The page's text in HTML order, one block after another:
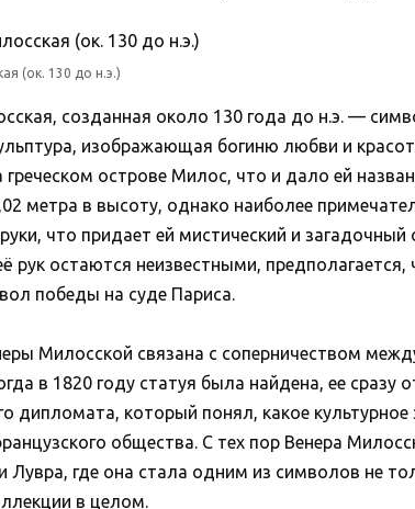
(ок. 130 до н.э.)
созданная около 130 года до н.э. —
изображающая богиню любви и
греческом острове Милос, что и дало ей
метра в высоту, однако наиболее
что придает ей мистический и
рук остаются неизвестными,
победы на суде Париса.
Милосской связана с соперничеством
в 1820 году статуя была найдена, ее сразу
дипломата, который понял, какое
общества. С тех пор Венера
Лувра, где она стала одним из символов не
в целом.